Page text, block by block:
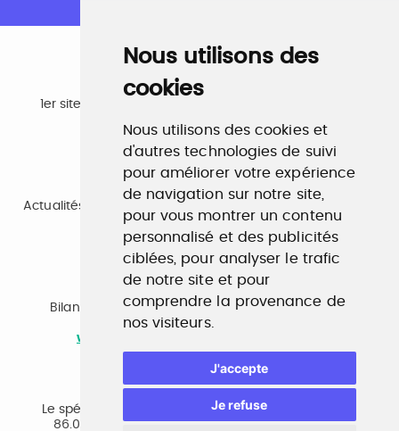
Nous utilisons des
cookies
Nous utilisons des cookies et
d'autres technologies de suivi
pour améliorer votre expérience
de navigation sur notre site,
pour vous montrer un contenu
personnalisé et des publicités
ciblées, pour analyser le trafic
de notre site et pour
comprendre la provenance de
nos visiteurs.
J'accepte
Je refuse
Emploi
1er site emploi du secteur culturel 784.000 visites et
www.profilculture.com
Formation
Actualités, guide et annuaire des formations aux métiers
de la culture.
www.profilculture-formation.com
Accompagnement professionnel
Bilan de compétences, coaching, techniques de
recherche d'emploi, entretien conseil.
www.profilculture-competences.com
Le spécialiste du secteur culturel, une cvthèque de
86.000 CV et réseau unique de professionnels.